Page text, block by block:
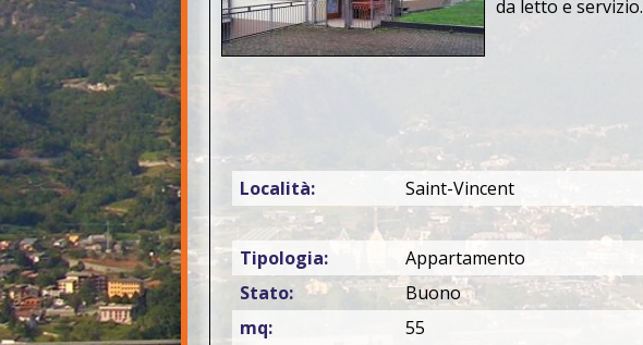
da letto e servizio.
Località: Saint-Vincent
Tipologia:
Appartamento
Stato:
Buono
mq:
55